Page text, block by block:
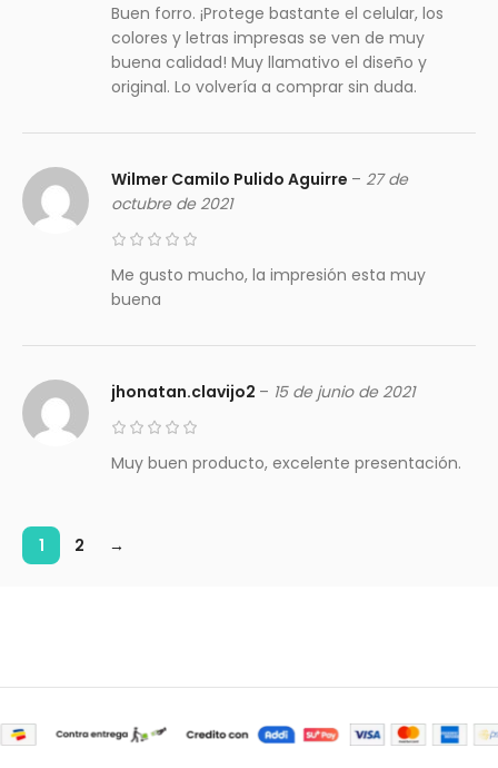
Buen forro. ¡Protege bastante el celular, los
colores y letras impresas se ven de muy
buena calidad! Muy llamativo el diseño y
original. Lo volvería a comprar sin duda.
Wilmer Camilo Pulido Aguirre – 27 de
octubre de 2021
Me gusto mucho, la impresión esta muy
buena
jhonatan.clavijo2 – 15 de junio de 2021
Muy buen producto, excelente presentación.
1 2 →